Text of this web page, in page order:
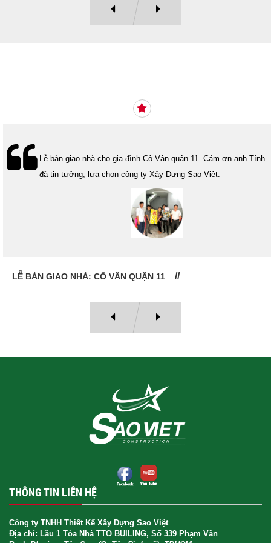
Lễ bàn giao nhà cho gia đình Cô Vân quận 11. Cám ơn anh Tính
đã tin tưởng, lựa chọn công ty Xây Dựng Sao Việt.
LỄ BÀN GIAO NHÀ: CÔ VÂN QUẬN 11
THÔNG TIN LIÊN HỆ
Công ty TNHH Thiết Kế Xây Dựng Sao Việt
Địa chỉ: Lầu 1 Tòa Nhà TTO BUILING, Số 339 Phạm Văn